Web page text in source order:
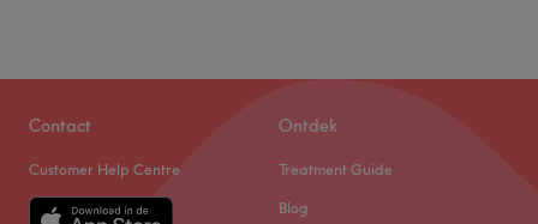
Contact
Customer Help Centre
Ontdek
Treatment Guide
Blog